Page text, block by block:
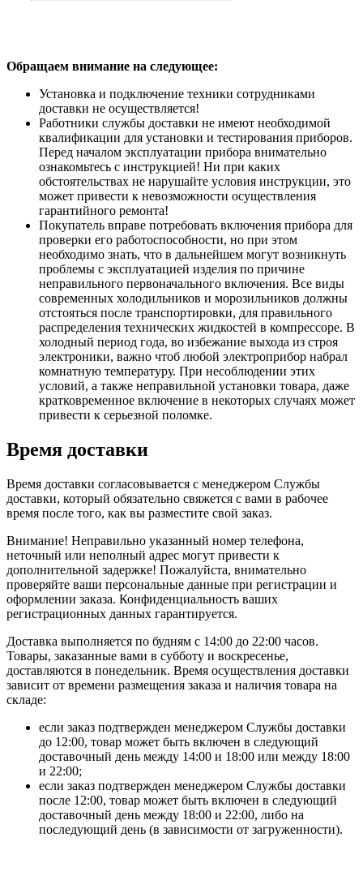
Обращаем внимание на следующее:
Установка и подключение техники сотрудниками
доставки не осуществляется!
Работники службы доставки не имеют необходимой
квалификации для установки и тестирования приборов.
Перед началом эксплуатации прибора внимательно
ознакомьтесь с инструкцией! Ни при каких
обстоятельствах не нарушайте условия инструкции, это
может привести к невозможности осуществления
гарантийного ремонта!
Покупатель вправе потребовать включения прибора для
проверки его работоспособности, но при этом
необходимо знать, что в дальнейшем могут возникнуть
проблемы с эксплуатацией изделия по причине
неправильного первоначального включения. Все виды
современных холодильников и морозильников должны
отстояться после транспортировки, для правильного
распределения технических жидкостей в компрессоре. В
холодный период года, во избежание выхода из строя
электроники, важно чтоб любой электроприбор набрал
комнатную температуру. При несоблюдении этих
условий, а также неправильной установки товара, даже
кратковременное включение в некоторых случаях может
привести к серьезной поломке.
Время доставки
Время доставки согласовывается с менеджером Службы
доставки, который обязательно свяжется с вами в рабочее
время после того, как вы разместите свой заказ.
Внимание! Неправильно указанный номер телефона,
неточный или неполный адрес могут привести к
дополнительной задержке! Пожалуйста, внимательно
проверяйте ваши персональные данные при регистрации и
оформлении заказа. Конфиденциальность ваших
регистрационных данных гарантируется.
Доставка выполняется по будням с 14:00 до 22:00 часов.
Товары, заказанные вами в субботу и воскресенье,
доставляются в понедельник. Время осуществления доставки
зависит от времени размещения заказа и наличия товара на
складе:
если заказ подтвержден менеджером Службы доставки
до 12:00, товар может быть включен в следующий
доставочный день между 14:00 и 18:00 или между 18:00
и 22:00;
если заказ подтвержден менеджером Службы доставки
после 12:00, товар может быть включен в следующий
доставочный день между 18:00 и 22:00, либо на
последующий день (в зависимости от загруженности).